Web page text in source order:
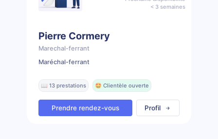
< 3 semaines
Pierre Cormery
Marechal-ferrant
Maréchal-ferrant
📖 13 prestations 🤩 Clientèle ouverte
Prendre rendez-vous Profil